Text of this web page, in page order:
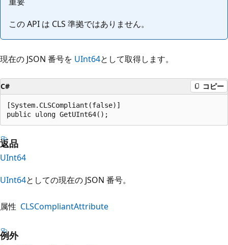
この API は CLS 準拠ではありません。
現在の JSON 番号を UInt64として取得します。
C# コピー
[System.CLSCompliant(false)]
public ulong GetUInt64();
返品
UInt64
UInt64としての現在の JSON 番号。
属性 CLSCompliantAttribute
例外